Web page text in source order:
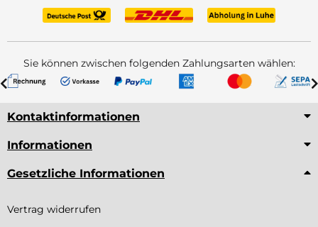
Sie können zwischen folgenden Zahlungsarten wählen:
Kontaktinformationen
Informationen
Gesetzliche Informationen
Vertrag widerrufen